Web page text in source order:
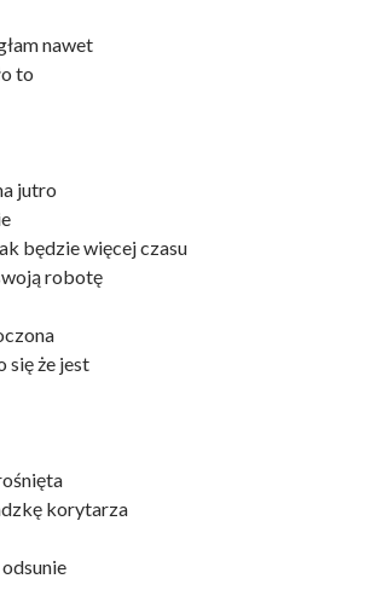
nawet
to
jutro
będzie więcej czasu
robotę
się że jest
korytarza